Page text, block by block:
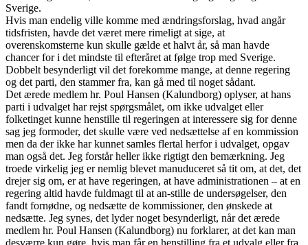
Sverige.
Hvis man endelig ville komme med ændringsforslag, hvad angår
tidsfristen, havde det været mere rimeligt at sige, at
overenskomsterne kun skulle gælde et halvt år, så man havde
chancer for i det mindste til efteråret at følge trop med Sverige.
Dobbelt besynderligt vil det forekomme mange, at denne regering
og det parti, den stammer fra, kan gå med til noget sådant.
Det ærede medlem hr. Poul Hansen (Kalundborg) oplyser, at hans
parti i udvalget har rejst spørgsmålet, om ikke udvalget eller
folketinget kunne henstille til regeringen at interessere sig for denne
sag jeg formoder, det skulle være ved nedsættelse af en kommission
men da der ikke har kunnet samles flertal herfor i udvalget, opgav
man også det. Jeg forstår heller ikke rigtigt den bemærkning. Jeg
troede virkelig jeg er nemlig blevet manuduceret så tit om, at det, det
drejer sig om, er at have regeringen, at have administrationen – at en
regering altid havde fuldmagt til at an-stille de undersøgelser, den
fandt fornødne, og nedsætte de kommissioner, den ønskede at
nedsætte. Jeg synes, det lyder noget besynderligt, når det ærede
medlem hr. Poul Hansen (Kalundborg) nu forklarer, at det kan man
desværre kun gøre, hvis man får en henstilling fra et udvalg eller fra